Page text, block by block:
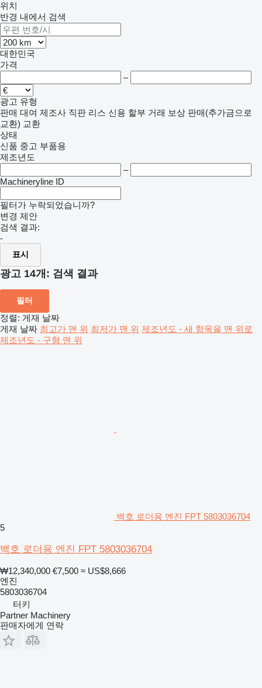
위치
반경 내에서 검색
대한민국
가격
–
광고 유형
판매 대여 제조사 직판 리스 신용 할부 거래 보상 판매(추가금으로
교환) 교환
상태
신품 중고 부품용
제조년도
–
Machineryline ID
필터가 누락되었습니까?
변경 제안
검색 결과:
-
표시
광고 14개: 검색 결과
필터
정렬: 게재 날짜
게재 날짜 최고가 맨 위 최저가 맨 위 제조년도 - 새 항목을 맨 위로
제조년도 - 구형 맨 위
백호 로더용 엔진 FPT 5803036704
5
백호 로더용 엔진 FPT 5803036704
₩12,340,000 €7,500 ≈ US$8,666
엔진
5803036704
터키
Partner Machinery
판매자에게 연락